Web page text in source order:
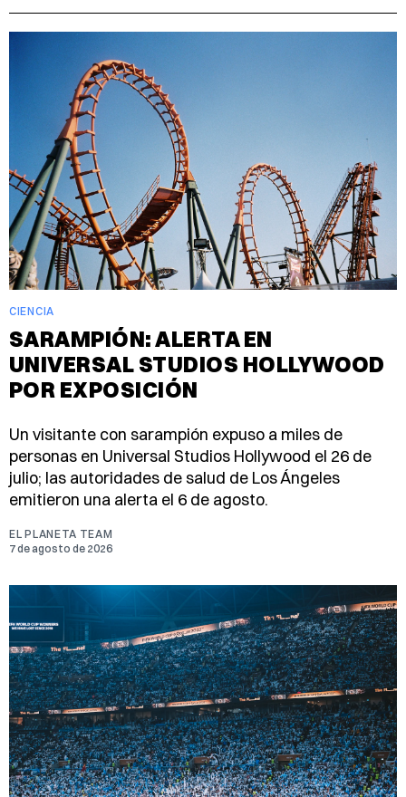
CIENCIA
SARAMPIÓN: ALERTA EN
UNIVERSAL STUDIOS HOLLYWOOD
POR EXPOSICIÓN
Un visitante con sarampión expuso a miles de
personas en Universal Studios Hollywood el 26 de
julio; las autoridades de salud de Los Ángeles
emitieron una alerta el 6 de agosto.
EL PLANETA TEAM
7 de agosto de 2026